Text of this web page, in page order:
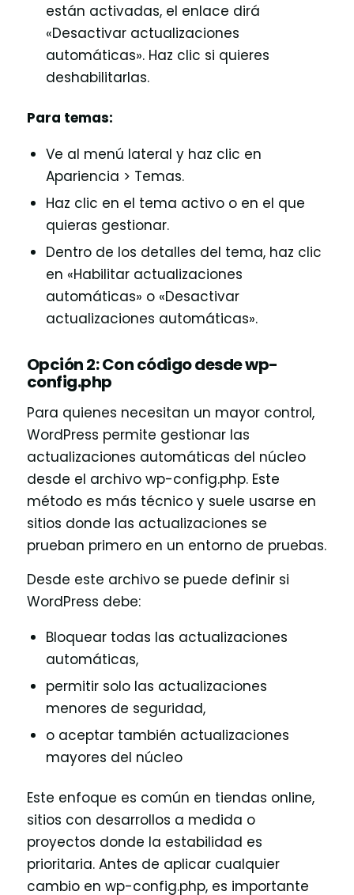
están activadas, el enlace dirá
«Desactivar actualizaciones
automáticas». Haz clic si quieres
deshabilitarlas.
Para temas:
Ve al menú lateral y haz clic en
Apariencia > Temas.
Haz clic en el tema activo o en el que
quieras gestionar.
Dentro de los detalles del tema, haz clic
en «Habilitar actualizaciones
automáticas» o «Desactivar
actualizaciones automáticas».
Opción 2: Con código desde wp-
config.php
Para quienes necesitan un mayor control,
WordPress permite gestionar las
actualizaciones automáticas del núcleo
desde el archivo wp-config.php. Este
método es más técnico y suele usarse en
sitios donde las actualizaciones se
prueban primero en un entorno de pruebas.
Desde este archivo se puede definir si
WordPress debe:
Bloquear todas las actualizaciones
automáticas,
permitir solo las actualizaciones
menores de seguridad,
o aceptar también actualizaciones
mayores del núcleo
Este enfoque es común en tiendas online,
sitios con desarrollos a medida o
proyectos donde la estabilidad es
prioritaria. Antes de aplicar cualquier
cambio en wp-config.php, es importante